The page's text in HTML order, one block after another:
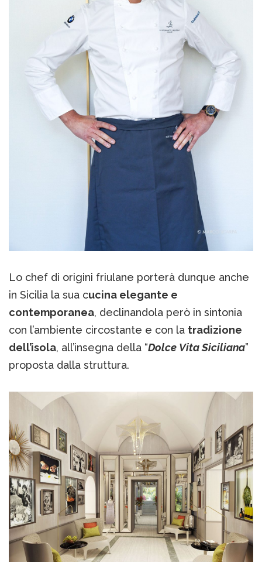
Lo chef di origini friulane porterà dunque anche
in Sicilia la sua cucina elegante e
contemporanea, declinandola però in sintonia
con l’ambiente circostante e con la tradizione
dell’isola, all’insegna della “Dolce Vita Siciliana”
proposta dalla struttura.